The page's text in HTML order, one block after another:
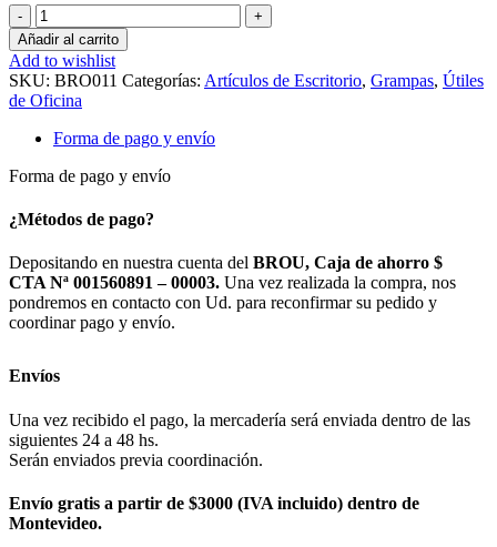
BROCHE
23/06
CAJA
X
1000
–
RM
cantidad
Añadir al carrito
Add to wishlist
SKU: BRO011 Categorías: Artículos de Escritorio, Grampas, Útiles
de Oficina
Forma de pago y envío
Forma de pago y envío
¿Métodos de pago?
Depositando en nuestra cuenta del BROU, Caja de ahorro $
CTA Nª 001560891 – 00003. Una vez realizada la compra, nos
pondremos en contacto con Ud. para reconfirmar su pedido y
coordinar pago y envío.
Envíos
Una vez recibido el pago, la mercadería será enviada dentro de las
siguientes 24 a 48 hs.
Serán enviados previa coordinación.
Envío gratis a partir de $3000 (IVA incluido) dentro de
Montevideo.